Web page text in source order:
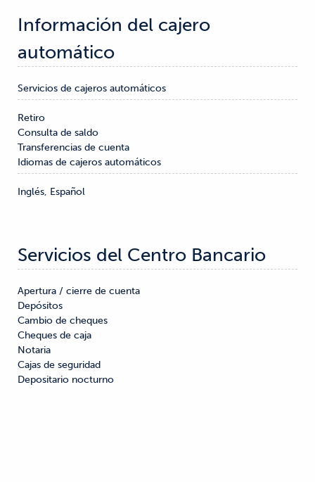
Información del cajero
automático
Servicios de cajeros automáticos
Retiro
Consulta de saldo
Transferencias de cuenta
Idiomas de cajeros automáticos
Inglés, Español
Servicios del Centro Bancario
Apertura / cierre de cuenta
Depósitos
Cambio de cheques
Cheques de caja
Notaria
Cajas de seguridad
Depositario nocturno